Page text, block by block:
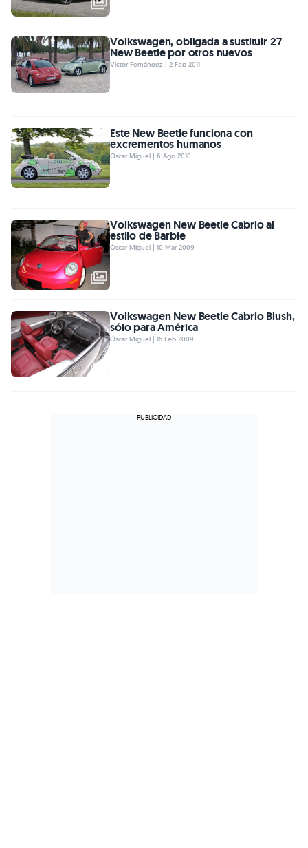
Volkswagen, obligada a sustituir 27
New Beetle por otros nuevos
Víctor Fernández | 2 Feb 2011
Este New Beetle funciona con
excrementos humanos
Óscar Miguel | 6 Ago 2010
Volkswagen New Beetle Cabrio al
estilo de Barbie
Óscar Miguel | 10 Mar 2009
Volkswagen New Beetle Cabrio Blush,
sólo para América
Óscar Miguel | 15 Feb 2009